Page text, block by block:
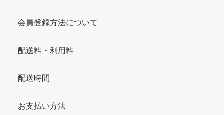
会員登録方法について
配送料・利用料
配送時間
お支払い方法